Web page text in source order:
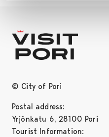
© City of Pori
Postal address:
Yrjönkatu 6, 28100 Pori
Tourist Information: